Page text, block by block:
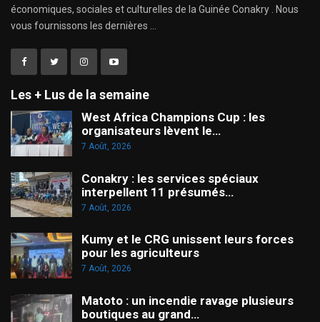
économiques, sociales et culturelles de la Guinée Conakry . Nous
vous fournissons les dernières ...
Les + Lus de la semaine
West Africa Champions Cup : les
organisateurs lèvent le…
7 Août, 2026
Conakry : les services spéciaux
interpellent 11 présumés…
7 Août, 2026
Kumy et le CRG unissent leurs forces
pour les agriculteurs
7 Août, 2026
Matoto : un incendie ravage plusieurs
boutiques au grand…